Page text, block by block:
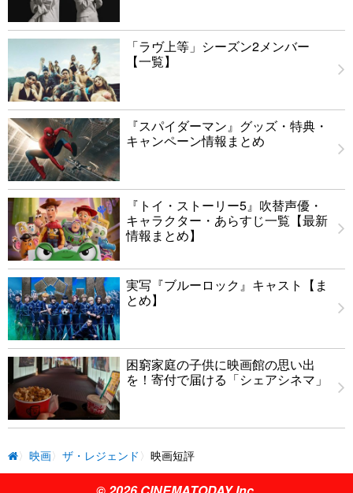
「ラヴ上等」シーズン2メンバー
【一覧】
『スパイダーマン』グッズ・特典・
キャンペーン情報まとめ
『トイ・ストーリー5』吹替声優・
キャラクター・あらすじ一覧【最新
情報まとめ】
実写『ブルーロック』キャスト【ま
とめ】
困窮家庭の子供に映画館の思い出
を！寄付で届ける「シェアシネマ」
映画 ザ・レジェンド 映画短評